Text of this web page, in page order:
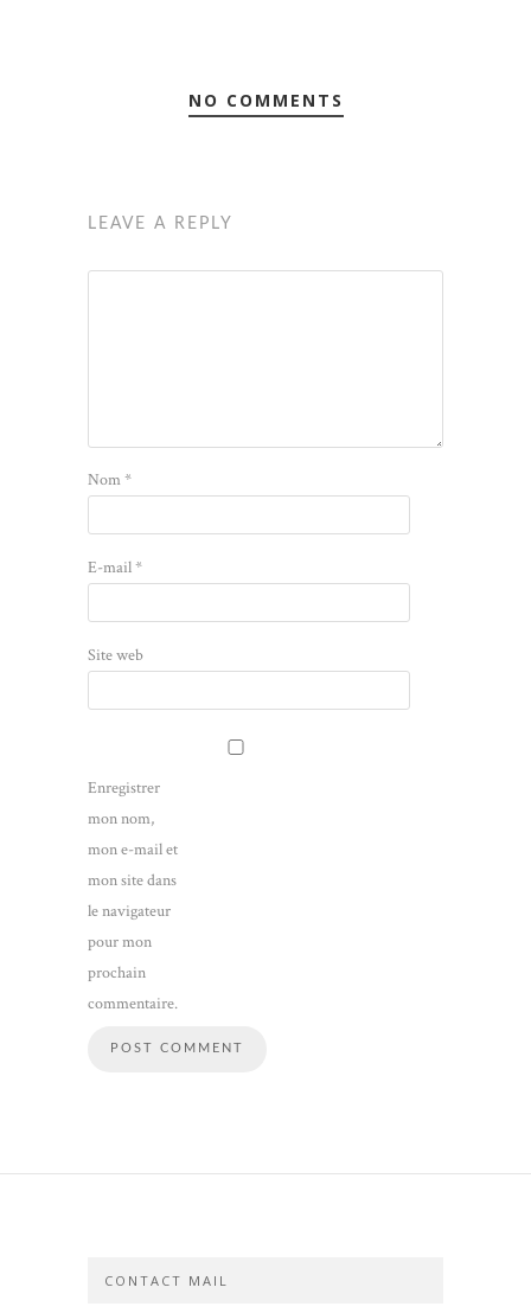
NO COMMENTS
LEAVE A REPLY
Nom*
E-mail*
Site web
Enregistrer
mon nom,
mon e-mail et
mon site dans
le navigateur
pour mon
prochain
commentaire.
CONTACT MAIL